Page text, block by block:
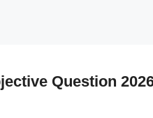
Question 2026 |